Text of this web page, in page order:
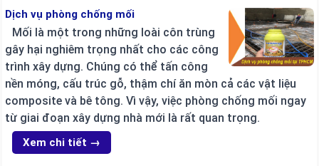
Dịch vụ phòng chống mối
Mối là một trong những loài côn trùng
gây hại nghiêm trọng nhất cho các công
trình xây dựng. Chúng có thể tấn công
nền móng, cấu trúc gỗ, thậm chí ăn mòn cả các vật liệu
composite và bê tông. Vì vậy, việc phòng chống mối ngay
từ giai đoạn xây dựng nhà mới là rất quan trọng.
Xem chi tiết →